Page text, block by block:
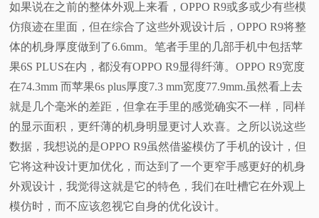
如果说在之前的整体外观上来看，OPPO R9或多或少有些模
仿痕迹在里面，但在综合了这些外观设计后，OPPO R9将整
体的机身厚度做到了6.6mm。笔者手里的几部手机中包括苹
果6S PLUS在内，都没有OPPO R9显得纤薄。OPPO R9宽度
在74.3mm 而苹果6s plus厚度7.3 mm宽度77.9mm.虽然看上去
就是几个毫米的差距，但拿在手里的感觉确实不一样，同样
的显示面积，更纤薄的机身明显更讨人欢喜。之所以说这些
数据，我想说的是OPPO R9虽然借鉴模仿了手机的设计，但
它将这种设计更加优化，而达到了一个更窄手感更好的机身
外观设计，我觉得这就是它的特色，我们在吐槽它在外观上
模仿时，而不应该忽视它自身的优化设计。